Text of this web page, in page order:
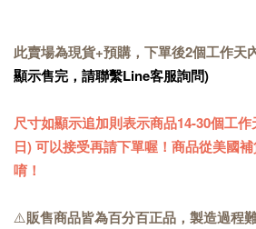
此賣場為現貨+預購，下單後2個工作天
顯示售完，請聯繫Line客服詢問)
尺寸如顯示追加則表示商品14-30個工
日) 可以接受再請下單喔！商品從美國
唷！
⚠️販售商品皆為百分百正品，製造過程